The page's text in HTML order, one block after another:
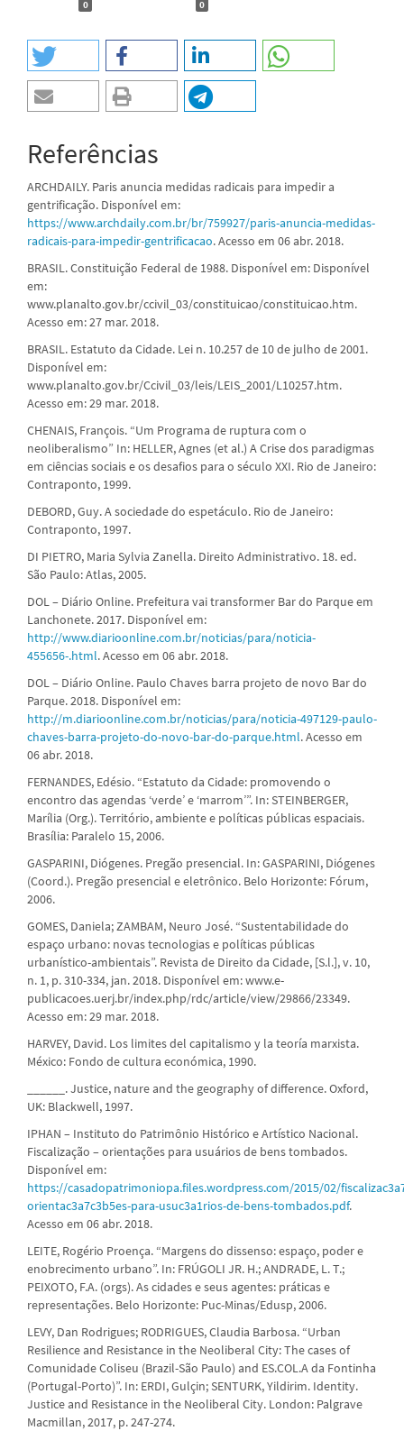
0 0
Referências
ARCHDAILY. Paris anuncia medidas radicais para impedir a
gentrificação. Disponível em:
https://www.archdaily.com.br/br/759927/paris-anuncia-medidas-
radicais-para-impedir-gentrificacao. Acesso em 06 abr. 2018.
BRASIL. Constituição Federal de 1988. Disponível em: Disponível
em:
www.planalto.gov.br/ccivil_03/constituicao/constituicao.htm.
Acesso em: 27 mar. 2018.
BRASIL. Estatuto da Cidade. Lei n. 10.257 de 10 de julho de 2001.
Disponível em:
www.planalto.gov.br/Ccivil_03/leis/LEIS_2001/L10257.htm.
Acesso em: 29 mar. 2018.
CHENAIS, François. “Um Programa de ruptura com o
neoliberalismo” In: HELLER, Agnes (et al.) A Crise dos paradigmas
em ciências sociais e os desafios para o século XXI. Rio de Janeiro:
Contraponto, 1999.
DEBORD, Guy. A sociedade do espetáculo. Rio de Janeiro:
Contraponto, 1997.
DI PIETRO, Maria Sylvia Zanella. Direito Administrativo. 18. ed.
São Paulo: Atlas, 2005.
DOL – Diário Online. Prefeitura vai transformer Bar do Parque em
Lanchonete. 2017. Disponível em:
http://www.diarioonline.com.br/noticias/para/noticia-
455656-.html. Acesso em 06 abr. 2018.
DOL – Diário Online. Paulo Chaves barra projeto de novo Bar do
Parque. 2018. Disponível em:
http://m.diarioonline.com.br/noticias/para/noticia-497129-paulo-
chaves-barra-projeto-do-novo-bar-do-parque.html. Acesso em
06 abr. 2018.
FERNANDES, Edésio. “Estatuto da Cidade: promovendo o
encontro das agendas ‘verde’ e ‘marrom’”. In: STEINBERGER,
Marília (Org.). Território, ambiente e políticas públicas espaciais.
Brasília: Paralelo 15, 2006.
GASPARINI, Diógenes. Pregão presencial. In: GASPARINI, Diógenes
(Coord.). Pregão presencial e eletrônico. Belo Horizonte: Fórum,
2006.
GOMES, Daniela; ZAMBAM, Neuro José. “Sustentabilidade do
espaço urbano: novas tecnologias e políticas públicas
urbanístico-ambientais”. Revista de Direito da Cidade, [S.l.], v. 10,
n. 1, p. 310-334, jan. 2018. Disponível em: www.e-
publicacoes.uerj.br/index.php/rdc/article/view/29866/23349.
Acesso em: 29 mar. 2018.
HARVEY, David. Los limites del capitalismo y la teoría marxista.
México: Fondo de cultura económica, 1990.
______. Justice, nature and the geography of difference. Oxford,
UK: Blackwell, 1997.
IPHAN – Instituto do Patrimônio Histórico e Artístico Nacional.
Fiscalização – orientações para usuários de bens tombados.
Disponível em:
https://casadopatrimoniopa.files.wordpress.com/2015/02/
orientac3a7c3b5es-para-usuc3a1rios-de-bens-tombados.pdf.
Acesso em 06 abr. 2018.
LEITE, Rogério Proença. “Margens do dissenso: espaço, poder e
enobrecimento urbano”. In: FRÚGOLI JR. H.; ANDRADE, L. T.;
PEIXOTO, F.A. (orgs). As cidades e seus agentes: práticas e
representações. Belo Horizonte: Puc-Minas/Edusp, 2006.
LEVY, Dan Rodrigues; RODRIGUES, Claudia Barbosa. “Urban
Resilience and Resistance in the Neoliberal City: The cases of
Comunidade Coliseu (Brazil-São Paulo) and ES.COL.A da Fontinha
(Portugal-Porto)”. In: ERDI, Gulçin; SENTURK, Yildirim. Identity.
Justice and Resistance in the Neoliberal City. London: Palgrave
Macmillan, 2017, p. 247-274.